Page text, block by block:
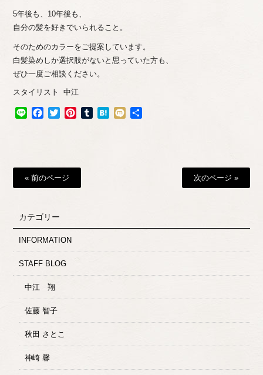
5年後も、10年後も、
自分の髪を好きでいられること。
そのためのカラーをご提案しています。
白髪染めしか選択肢がないと思っていた方も、
ぜひ一度ご相談ください。
スタイリスト 中江
Line Facebook
TwitterPinterestTumblrHatena
Mixi
« 前のページ 次のページ »
カテゴリー
INFORMATION
STAFF BLOG
中江 翔
佐藤 智子
秋田 さとこ
神崎 馨